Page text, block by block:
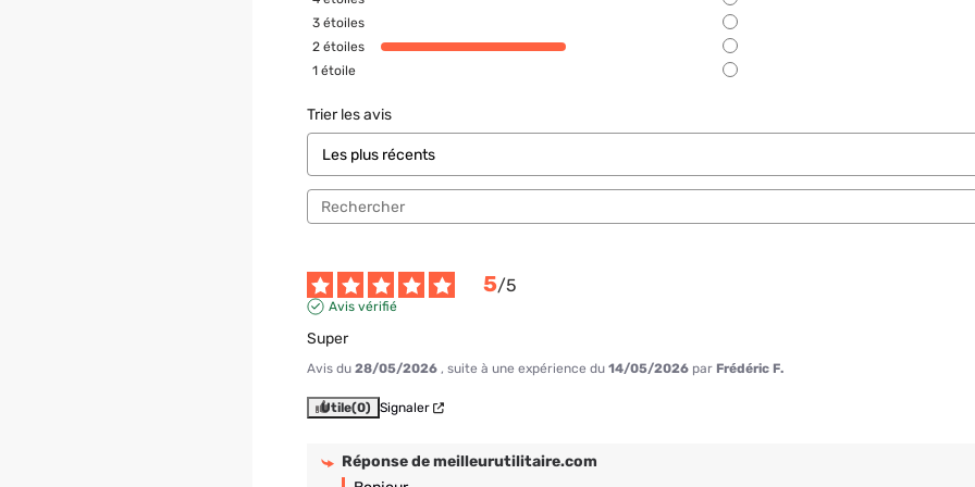
3 étoiles
2 étoiles
1 étoile
Trier les avis
5/5
Avis vérifié
Super
Avis du 28/05/2026 , suite à une expérience du 14/05/2026 par Frédéric F.
Utile(0) Signaler
Réponse demeilleurutilitaire.com